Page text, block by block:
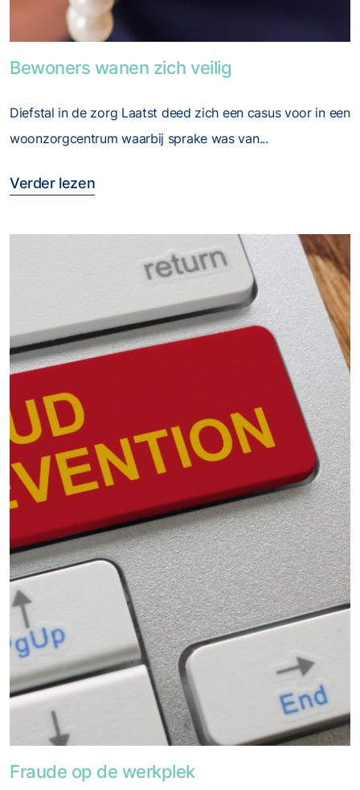
Bewoners wanen zich veilig
Diefstal in de zorg Laatst deed zich een casus voor in een
woonzorgcentrum waarbij sprake was van...
Verder lezen
Fraude op de werkplek